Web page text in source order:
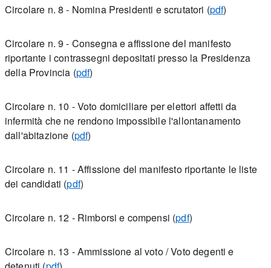
Circolare n. 8 - Nomina Presidenti e scrutatori (pdf)
Circolare n. 9 - Consegna e affissione del manifesto
riportante i contrassegni depositati presso la Presidenza
della Provincia (pdf)
Circolare n. 10 - Voto domiciliare per elettori affetti da
infermità che ne rendono impossibile l'allontanamento
dall'abitazione (pdf)
Circolare n. 11 - Affissione del manifesto riportante le liste
dei candidati (pdf)
Circolare n. 12 - Rimborsi e compensi (pdf)
Circolare n. 13 - Ammissione al voto / Voto degenti e